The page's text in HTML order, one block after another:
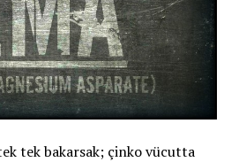
tek bakarsak; çinko vücutta